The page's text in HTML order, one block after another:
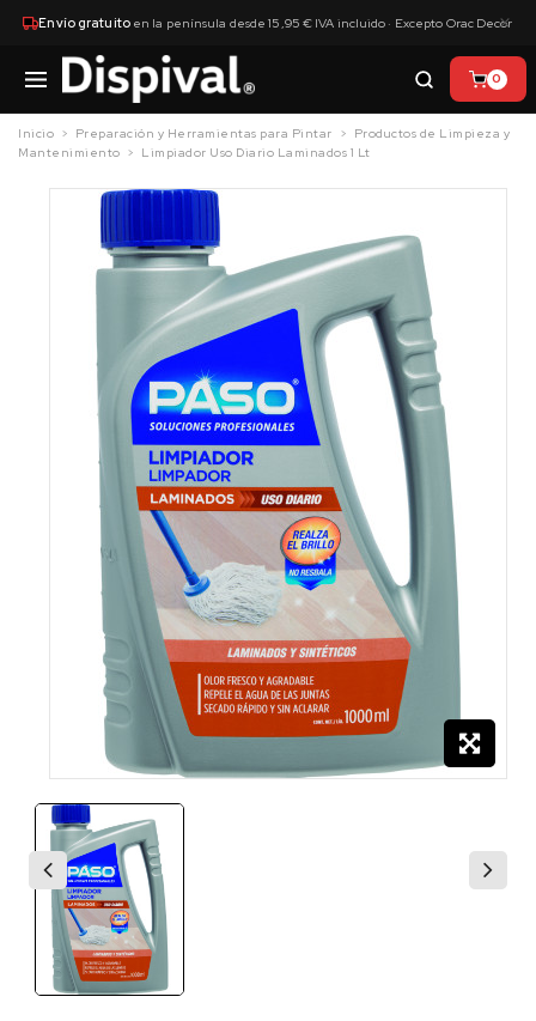
Envío gratuitoen la península desde 15,95 € IVA incluido · Excepto Orac Decor
×
0
Inicio Preparación y Herramientas para Pintar
Productos de Limpieza y
Mantenimiento
Limpiador Uso Diario Laminados 1 Lt